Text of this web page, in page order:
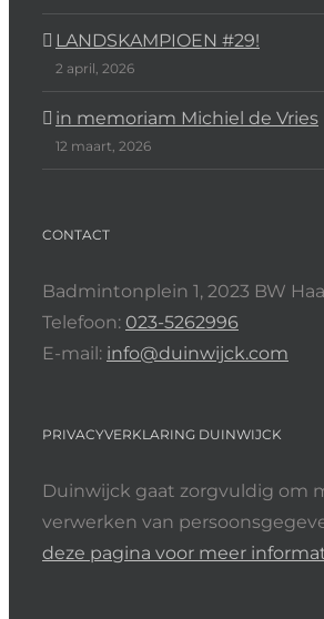
LANDSKAMPIOEN #29!
2 april, 2026
in memoriam Michiel de Vries
12 maart, 2026
CONTACT
Badmintonplein 1, 2023 BW
Telefoon: 023-5262996
E-mail: info@duinwijck.com
PRIVACYVERKLARING DUINWIJCK
Duinwijck gaat zorgvuldig om
verwerken van
deze pagina voor meer